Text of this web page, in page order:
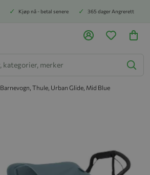
Kjøp nå - betal senere 365 dager Angrerett
Barnevogn, Thule, Urban Glide, Mid Blue